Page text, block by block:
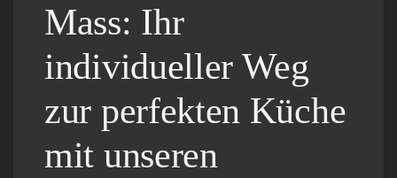
Mass: Ihr
individueller Weg
zur perfekten Küche
mit unseren